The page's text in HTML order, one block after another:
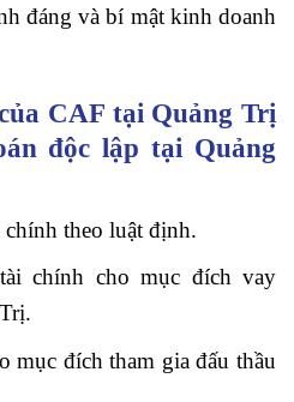
đáng và bí mật kinh doanh
CAF tại Quảng Trị
độc lập tại Quảng
theo luật định.
chính cho mục đích vay
mục đích tham gia đấu thầu